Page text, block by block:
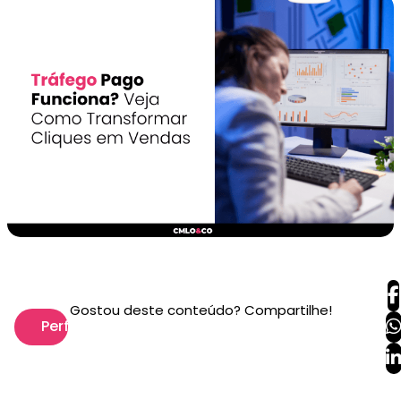
Performance
Gostou deste conteúdo? Compartilhe!